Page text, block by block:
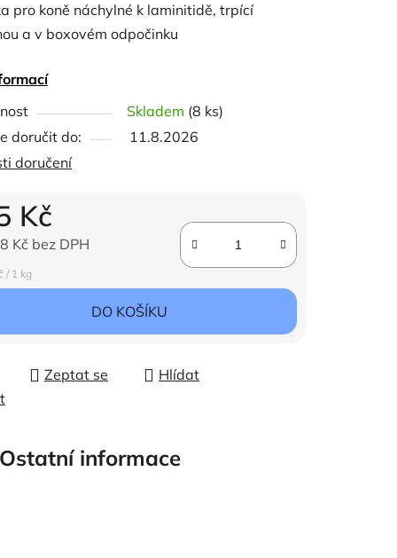
pro koně náchylné k laminitidě, trpící
a v boxovém odpočinku
Skladem (8 ks)
doručit do:
11.8.2026
doručení
Kč
Kč bez DPH
/ 1 kg
DO KOŠÍKU
Zeptat se
Hlídat
Ostatní informace